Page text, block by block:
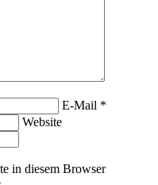
E-Mail *
Website
in diesem Browser